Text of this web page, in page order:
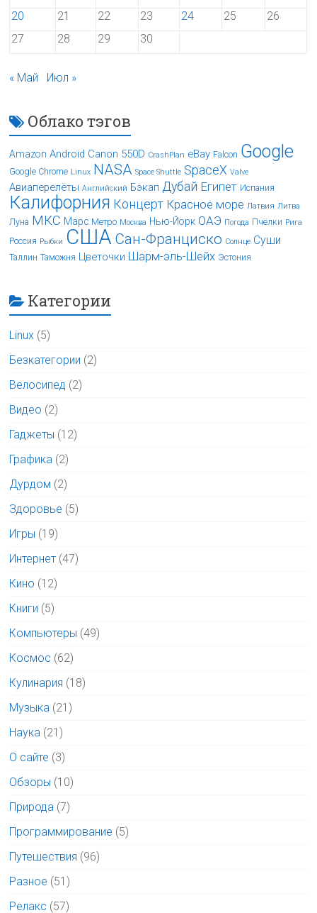
20
21 22 23 24 25
26
27
28 29 30
« Май Июл »
Облако тэгов
Amazon Android Canon 550D CrashPlan eBay Falcon Google
Google Chrome Linux NASA Space Shuttle SpaceX Valve
Авиаперелёты Английский Бэкап Дубай Египет Испания
Калифорния Концерт Красное море Латвия Литва
Луна МКС Марс Метро Москва Нью-Йорк ОАЭ Погода Пчёлки Рига
Россия Рыбки США Сан-Франциско Солнце Суши
Таллин Таможня Цветочки Шарм-эль-Шейх Эстония
Категории
Linux (5)
Безкатегории (2)
Велосипед (2)
Видео (2)
Гаджеты (12)
Графика (2)
Дурдом (2)
Здоровье (5)
Игры (19)
Интернет (47)
Кино (12)
Книги (5)
Компьютеры (49)
Космос (62)
Кулинария (18)
Музыка (21)
Наука (21)
О сайте (3)
Обзоры (10)
Природа (7)
Программирование (5)
Путешествия (96)
Разное (51)
Релакс (57)